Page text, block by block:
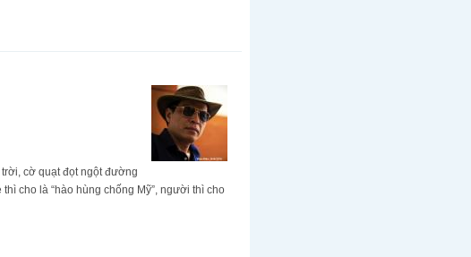
cờ quạt đọt ngột đường
cho là “hào hùng chống Mỹ”, người thì cho